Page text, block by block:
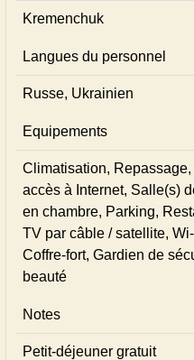
Kremenchuk
Langues du personnel
Russe, Ukrainien
Equipements
Climatisation,
accès à Internet, Salle(s)
en chambre, Parking,
TV par câble / satellite,
Coffre-fort, Gardien de
beauté
Notes
Petit-déjeuner gratuit